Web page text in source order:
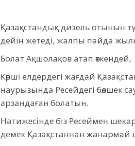
Қазақстандық дизель отынын
дейін жетеді, жалпы пайда
Болат Ақшолақов атап өткендей,
Көрші елдердегі жағдай
наурызында Ресейдегі бөлшек
арзандаған болатын.
Нәтижесінде біз Ресеймен
демек Қазақстаннан жанармай